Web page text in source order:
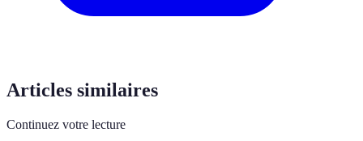
Articles similaires
Continuez votre lecture